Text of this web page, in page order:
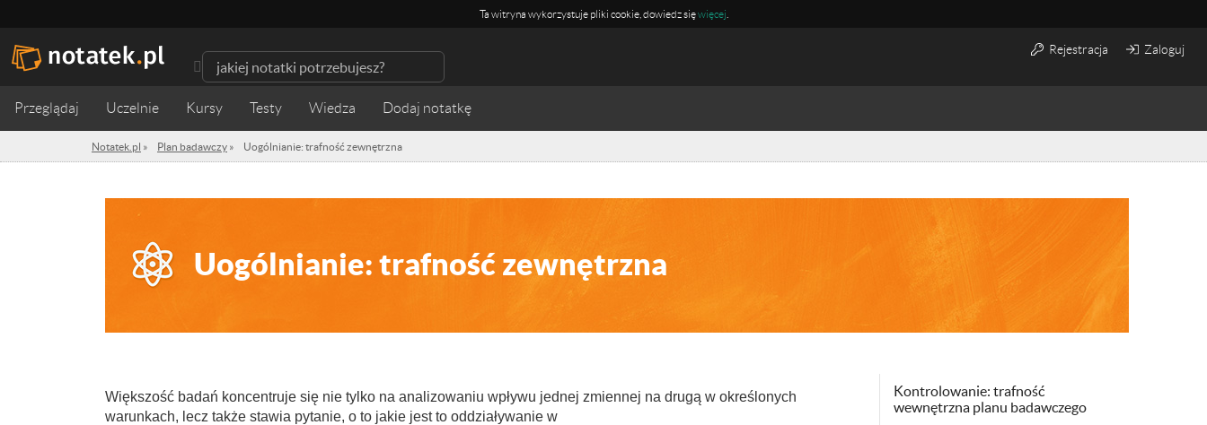
Ta witryna wykorzystuje pliki cookie, dowiedz sięwięcej
Rejestracja Zaloguj
Przeglądaj Uczelnie Kursy Testy Wiedza
Notatek.pl » Plan badawczy » Uogólnianie: trafność zewnętrzna
Uogólnianie: trafność zewnętrzna
Większość badań koncentruje się nie tylko na analizowaniu wpływu jednej zmiennej na drugą w określonych
warunkach, lecz także stawia pytanie, o to jakie jest to oddziaływanie w
Kontrolowanie: trafność
wewnętrzna planu badawczego